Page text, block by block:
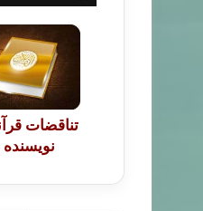
تناقضات